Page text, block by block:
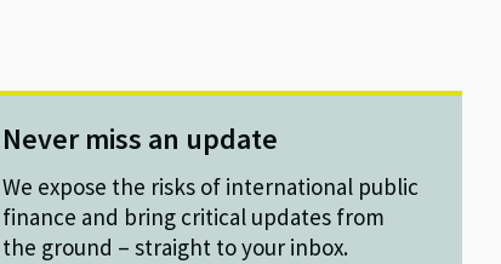
Never miss an update
We expose the risks of international public
finance and bring critical updates from
the ground – straight to your inbox.